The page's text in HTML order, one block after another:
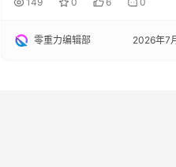
零重力编辑部 2026年7